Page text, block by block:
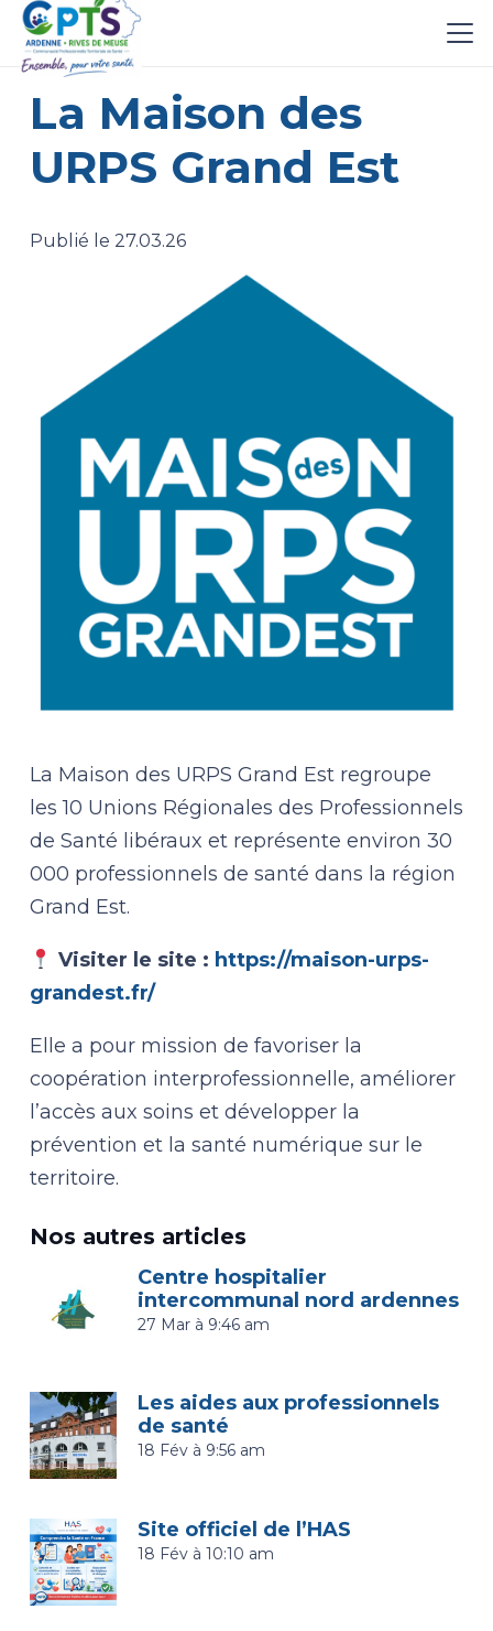
La Maison des
URPS Grand Est
Publié le 27.03.26
La Maison des URPS Grand Est regroupe
les 10 Unions Régionales des Professionnels
de Santé libéraux et représente environ 30
000 professionnels de santé dans la région
Grand Est.
Visiter le site : https://maison-urps-
grandest.fr/
Elle a pour mission de favoriser la
coopération interprofessionnelle, améliorer
l’accès aux soins et développer la
prévention et la santé numérique sur le
territoire.
Nos autres articles
Centre hospitalier
intercommunal nord ardennes
27 Mar à 9:46 am
Les aides aux professionnels
de santé
18 Fév à 9:56 am
Site officiel de l’HAS
18 Fév à 10:10 am